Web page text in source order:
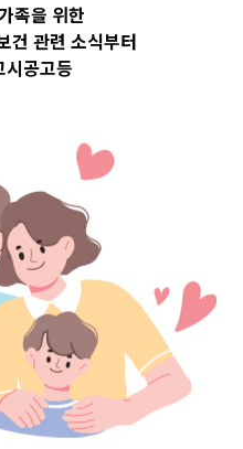
가이
정기 뭐
찮을
2020-07-15
족을 위한
건 관련 소식부터
공고등